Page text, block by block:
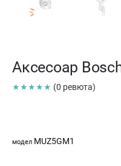
Аксесоар
★★★★★ (0 ревюта)
модел MUZ5GM1